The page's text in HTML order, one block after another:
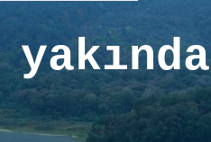
yakında